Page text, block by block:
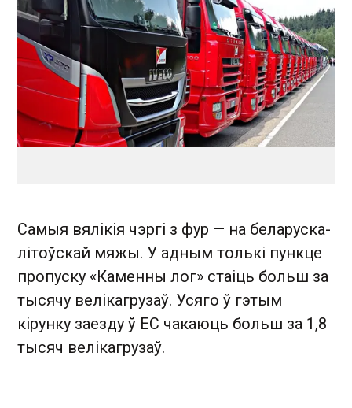
Самыя вялікія чэргі з фур — на беларуска-
літоўскай мяжы. У адным толькі пункце
пропуску «Каменны лог» стаіць больш за
тысячу велікагрузаў. Усяго ў гэтым
кірунку заезду ў ЕС чакаюць больш за 1,8
тысяч велікагрузаў.